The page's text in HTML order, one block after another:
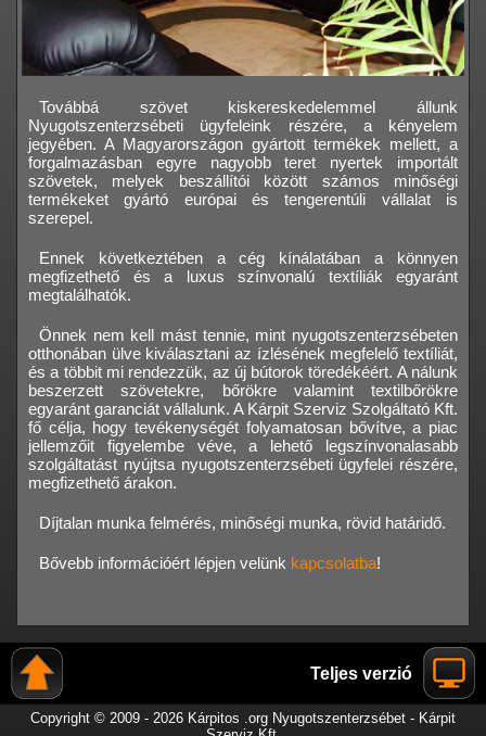
Továbbá szövet kiskereskedelemmel állunk
Nyugotszenterzsébeti ügyfeleink részére, a kényelem
jegyében. A Magyarországon gyártott termékek mellett, a
forgalmazásban egyre nagyobb teret nyertek importált
szövetek, melyek beszállítói között számos minőségi
termékeket gyártó európai és tengerentúli vállalat is
szerepel.
Ennek következtében a cég kínálatában a könnyen
megfizethető és a luxus színvonalú textíliák egyaránt
megtalálhatók.
Önnek nem kell mást tennie, mint nyugotszenterzsébeten
otthonában ülve kiválasztani az ízlésének megfelelő textíliát,
és a többit mi rendezzük, az új bútorok töredékéért. A nálunk
beszerzett szövetekre, bőrökre valamint textilbőrökre
egyaránt garanciát vállalunk. A Kárpit Szerviz Szolgáltató Kft.
fő célja, hogy tevékenységét folyamatosan bővítve, a piac
jellemzőit figyelembe véve, a lehető legszínvonalasabb
szolgáltatást nyújtsa nyugotszenterzsébeti ügyfelei részére,
megfizethető árakon.
Díjtalan munka felmérés, minőségi munka, rövid határidő.
Bővebb információért lépjen velünk kapcsolatba!
Teljes verzió
Copyright © 2009 - 2026 Kárpitos .org Nyugotszenterzsébet - Kárpit